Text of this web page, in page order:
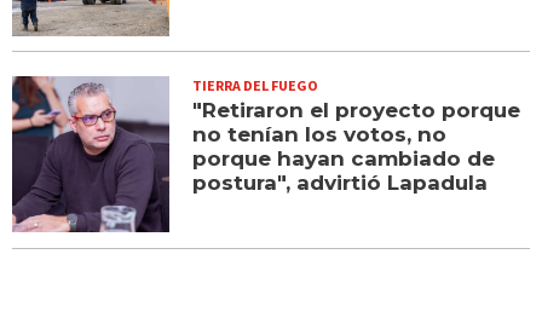
TIERRA DEL FUEGO
"Retiraron el proyecto porque
no tenían los votos, no
porque hayan cambiado de
postura", advirtió Lapadula